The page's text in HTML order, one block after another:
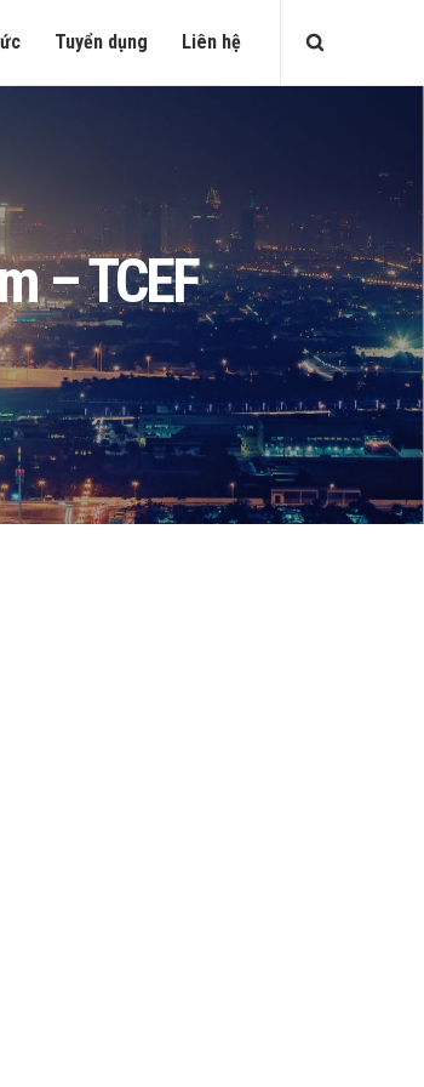
Tuyển dụng Liên hệ
– TCEF